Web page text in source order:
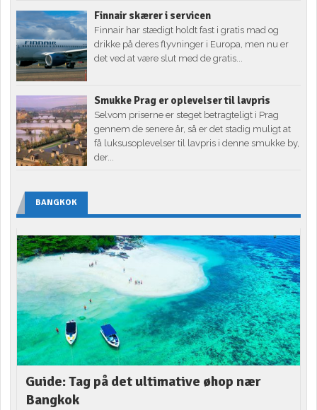
Finnair skærer i servicen
Finnair har stædigt holdt fast i gratis mad og
drikke på deres flyvninger i Europa, men nu er
det ved at være slut med de gratis...
Smukke Prag er oplevelser til lavpris
Selvom priserne er steget betragteligt i Prag
gennem de senere år, så er det stadig muligt at
få luksusoplevelser til lavpris i denne smukke by,
der...
BANGKOK
Guide: Tag på det ultimative øhop nær
Bangkok